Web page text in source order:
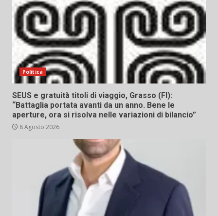
Politica
SEUS e gratuità titoli di viaggio, Grasso (FI):
“Battaglia portata avanti da un anno. Bene le
aperture, ora si risolva nelle variazioni di bilancio”
8 Agosto 2026